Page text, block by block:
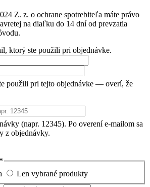
Z. z. o ochrane spotrebiteľa máte právo
na diaľku do 14 dní od prevzatia
ktorý ste použili pri objednávke.
použili pri tejto objednávke — overí, že
(napr. 12345). Po overení e-mailom sa
z objednávky.
*
Len vybrané produkty